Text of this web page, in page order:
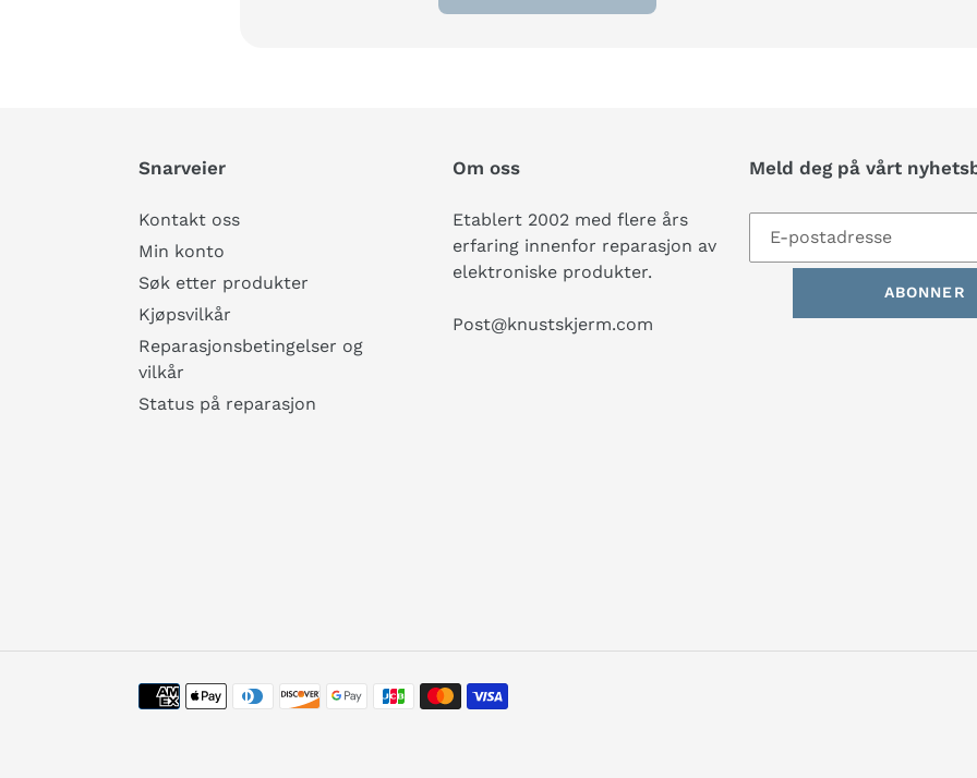
Snarveier
Kontakt oss
Min konto
Søk etter produkter
Kjøpsvilkår
Reparasjonsbetingelser og
vilkår
Status på reparasjon
Om oss
Etablert 2002 med flere års
erfaring innenfor reparasjon av
elektroniske produkter.
Post@knustskjerm.com
Meld deg på vårt
ABONNER
Betalingsmetoder